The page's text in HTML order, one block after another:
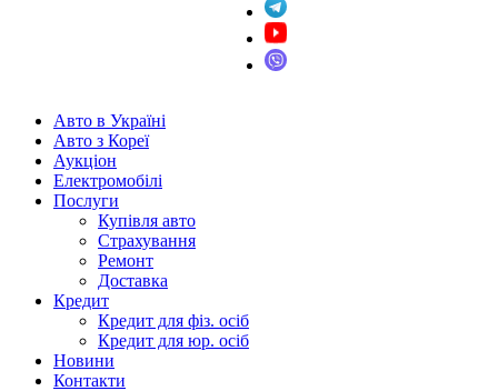
Авто в Україні
Авто з Кореї
Аукціон
Електромобілі
Послуги
Купівля авто
Страхування
Ремонт
Доставка
Кредит
Кредит для фіз. осіб
Кредит для юр. осіб
Новини
Контакти